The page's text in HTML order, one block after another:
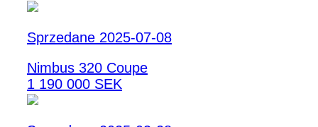
Sprzedane 2025-07-08
Nimbus 320 Coupe
1 190 000 SEK